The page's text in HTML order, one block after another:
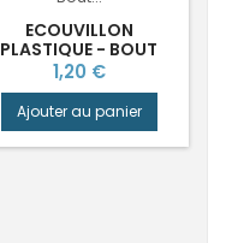
ECOUVILLON
PLASTIQUE - BOUT
ÉTOILÉ - MOUSSE
NETTOYAGE BUCCAL
Prix
1,20 €
Ajouter au panier